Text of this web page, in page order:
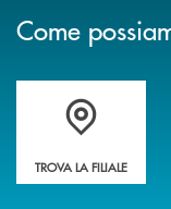
Come
Accedi all' elenco
TROVA LA FILIALE